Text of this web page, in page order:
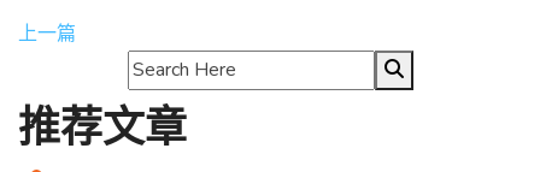
上一篇
推荐文章